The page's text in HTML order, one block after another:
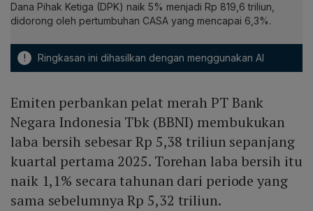
Dana Pihak Ketiga (DPK) naik 5% menjadi Rp 819,6 triliun,
didorong oleh pertumbuhan CASA yang mencapai 6,3%.
! Ringkasan ini dihasilkan dengan menggunakan AI
Emiten perbankan pelat merah PT Bank
Negara Indonesia Tbk (BBNI) membukukan
laba bersih sebesar Rp 5,38 triliun sepanjang
kuartal pertama 2025. Torehan laba bersih itu
naik 1,1% secara tahunan dari periode yang
sama sebelumnya Rp 5,32 triliun.